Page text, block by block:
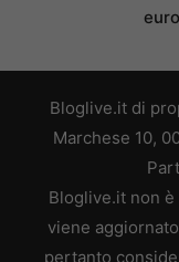
Bloglive.it di
Marchese 10,
Bloglive.it non
viene
pertanto